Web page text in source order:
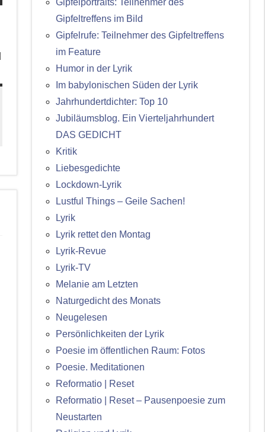
Gipfeltreffens im Bild
Gipfelrufe: Teilnehmer des Gipfeltreffens
im Feature
Humor in der Lyrik
Im babylonischen Süden der Lyrik
Jahrhundertdichter: Top 10
Jubiläumsblog. Ein Vierteljahrhundert
DAS GEDICHT
Kritik
Liebesgedichte
Lockdown-Lyrik
Lustful Things – Geile Sachen!
Lyrik
Lyrik rettet den Montag
Lyrik-Revue
Lyrik-TV
Melanie am Letzten
Naturgedicht des Monats
Neugelesen
Persönlichkeiten der Lyrik
Poesie im öffentlichen Raum: Fotos
Poesie. Meditationen
Reformatio | Reset
Reformatio | Reset – Pausenpoesie zum
Neustarten